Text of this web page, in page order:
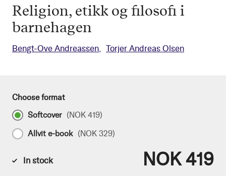
Religion, etikk og filosofi i
barnehagen
Bengt-Ove Andreassen Torjer Andreas Olsen
Choose format
Softcover (NOK 419)
Allvit e-book (NOK 329)
In stock NOK 419